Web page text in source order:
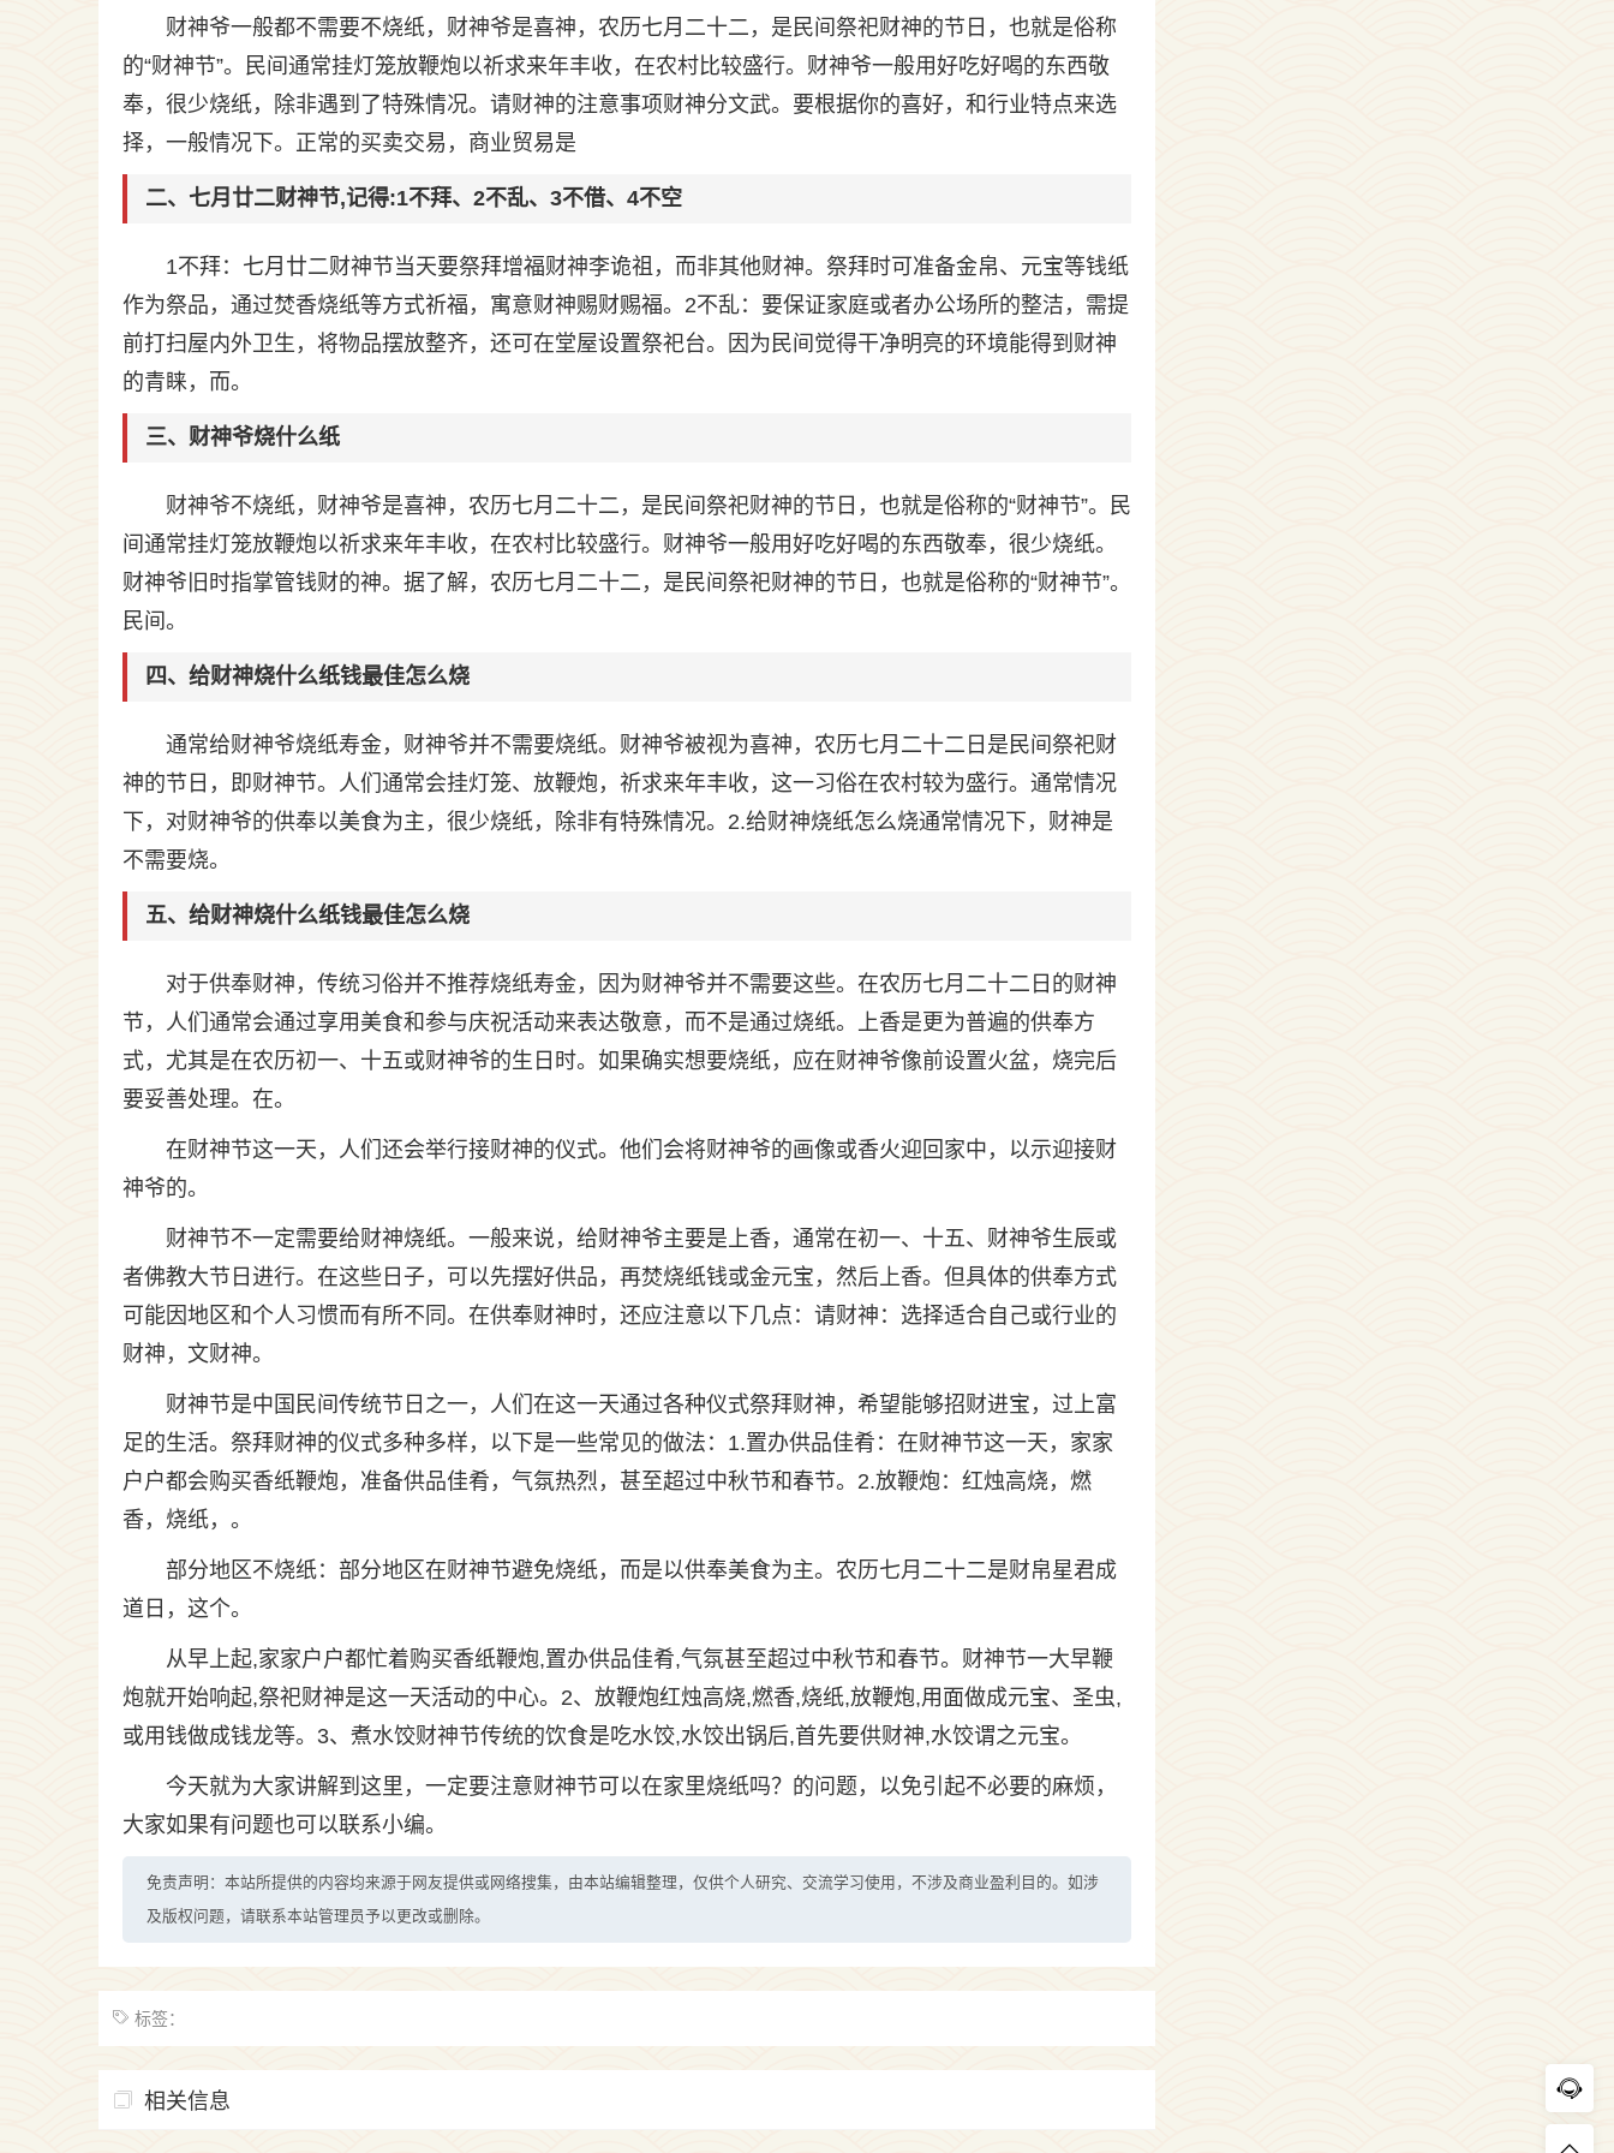
财神爷一般都不需要不烧纸，财神爷是喜神，农历七月二十二，是民间祭祀财神的节日，也就是俗称
的“财神节”。民间通常挂灯笼放鞭炮以祈求来年丰收，在农村比较盛行。财神爷一般用好吃好喝的东西敬
奉，很少烧纸，除非遇到了特殊情况。请财神的注意事项财神分文武。要根据你的喜好，和行业特点来选
择，一般情况下。正常的买卖交易，商业贸易是
二、七月廿二财神节,记得:1不拜、2不乱、3不借、4不空
1不拜：七月廿二财神节当天要祭拜增福财神李诡祖，而非其他财神。祭拜时可准备金帛、元宝等钱纸
作为祭品，通过焚香烧纸等方式祈福，寓意财神赐财赐福。2不乱：要保证家庭或者办公场所的整洁，需提
前打扫屋内外卫生，将物品摆放整齐，还可在堂屋设置祭祀台。因为民间觉得干净明亮的环境能得到财神
的青睐，而。
三、财神爷烧什么纸
财神爷不烧纸，财神爷是喜神，农历七月二十二，是民间祭祀财神的节日，也就是俗称的“财神节”。民
间通常挂灯笼放鞭炮以祈求来年丰收，在农村比较盛行。财神爷一般用好吃好喝的东西敬奉，很少烧纸。
财神爷旧时指掌管钱财的神。据了解，农历七月二十二，是民间祭祀财神的节日，也就是俗称的“财神节”。
民间。
四、给财神烧什么纸钱最佳怎么烧
通常给财神爷烧纸寿金，财神爷并不需要烧纸。财神爷被视为喜神，农历七月二十二日是民间祭祀财
神的节日，即财神节。人们通常会挂灯笼、放鞭炮，祈求来年丰收，这一习俗在农村较为盛行。通常情况
下，对财神爷的供奉以美食为主，很少烧纸，除非有特殊情况。2.给财神烧纸怎么烧通常情况下，财神是
不需要烧。
五、给财神烧什么纸钱最佳怎么烧
对于供奉财神，传统习俗并不推荐烧纸寿金，因为财神爷并不需要这些。在农历七月二十二日的财神
节，人们通常会通过享用美食和参与庆祝活动来表达敬意，而不是通过烧纸。上香是更为普遍的供奉方
式，尤其是在农历初一、十五或财神爷的生日时。如果确实想要烧纸，应在财神爷像前设置火盆，烧完后
要妥善处理。在。
在财神节这一天，人们还会举行接财神的仪式。他们会将财神爷的画像或香火迎回家中，以示迎接财
神爷的。
财神节不一定需要给财神烧纸。一般来说，给财神爷主要是上香，通常在初一、十五、财神爷生辰或
者佛教大节日进行。在这些日子，可以先摆好供品，再焚烧纸钱或金元宝，然后上香。但具体的供奉方式
可能因地区和个人习惯而有所不同。在供奉财神时，还应注意以下几点：请财神：选择适合自己或行业的
财神，文财神。
财神节是中国民间传统节日之一，人们在这一天通过各种仪式祭拜财神，希望能够招财进宝，过上富
足的生活。祭拜财神的仪式多种多样，以下是一些常见的做法：1.置办供品佳肴：在财神节这一天，家家
户户都会购买香纸鞭炮，准备供品佳肴，气氛热烈，甚至超过中秋节和春节。2.放鞭炮：红烛高烧，燃
香，烧纸，。
部分地区不烧纸：部分地区在财神节避免烧纸，而是以供奉美食为主。农历七月二十二是财帛星君成
道日，这个。
从早上起,家家户户都忙着购买香纸鞭炮,置办供品佳肴,气氛甚至超过中秋节和春节。财神节一大早鞭
炮就开始响起,祭祀财神是这一天活动的中心。2、放鞭炮红烛高烧,燃香,烧纸,放鞭炮,用面做成元宝、圣虫,
或用钱做成钱龙等。3、煮水饺财神节传统的饮食是吃水饺,水饺出锅后,首先要供财神,水饺谓之元宝。
今天就为大家讲解到这里，一定要注意财神节可以在家里烧纸吗？的问题，以免引起不必要的麻烦，
大家如果有问题也可以联系小编。
免责声明：本站所提供的内容均来源于网友提供或网络搜集，由本站编辑整理，仅供个人研究、交流学习使用，不涉及商业盈利目的。如涉
及版权问题，请联系本站管理员予以更改或删除。
标签：
相关信息